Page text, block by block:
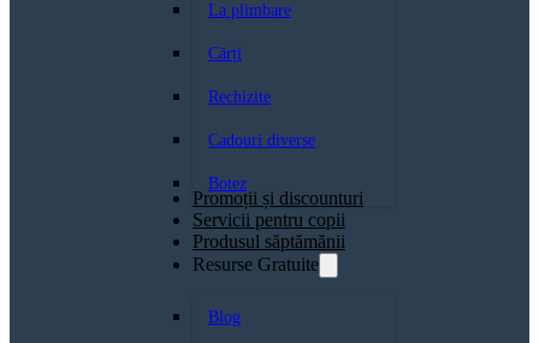
La plimbare
Cărți
Rechizite
Cadouri diverse
Botez
Promoții și discounturi
Servicii pentru copii
Produsul săptămănii
Resurse Gratuite
Blog